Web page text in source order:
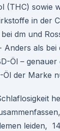
(THC) sowie
in der
dm und
als bei
Öl – genauer
der Marke
leiden,